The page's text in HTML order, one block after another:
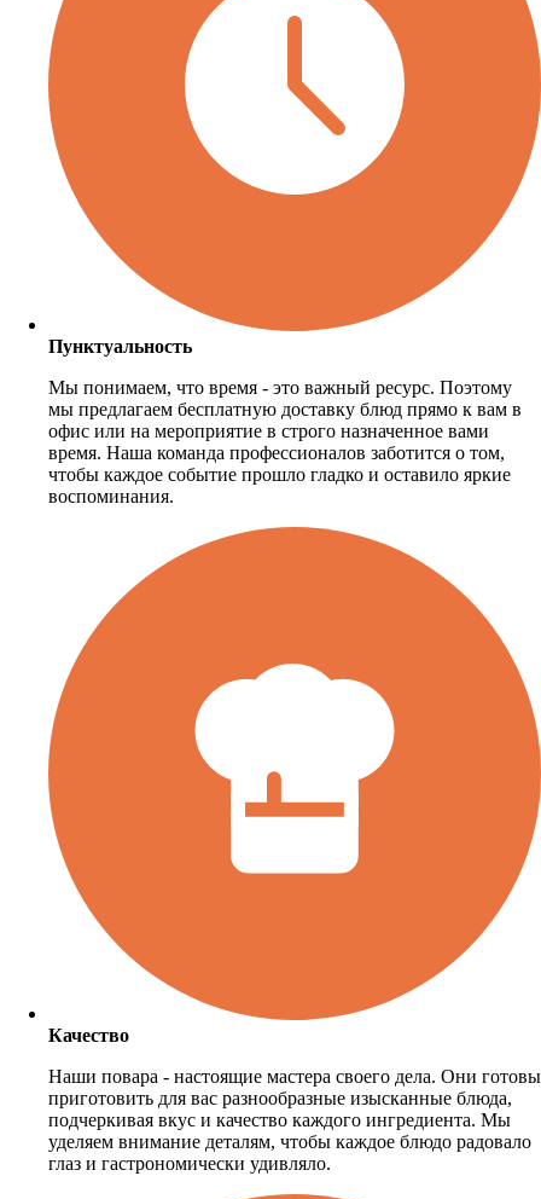
Пунктуальность
Мы понимаем, что время - это важный ресурс. Поэтому
мы предлагаем бесплатную доставку блюд прямо к вам в
офис или на мероприятие в строго назначенное вами
время. Наша команда профессионалов заботится о том,
чтобы каждое событие прошло гладко и оставило яркие
воспоминания.
Качество
Наши повара - настоящие мастера своего дела. Они готовы
приготовить для вас разнообразные изысканные блюда,
подчеркивая вкус и качество каждого ингредиента. Мы
уделяем внимание деталям, чтобы каждое блюдо радовало
глаз и гастрономически удивляло.